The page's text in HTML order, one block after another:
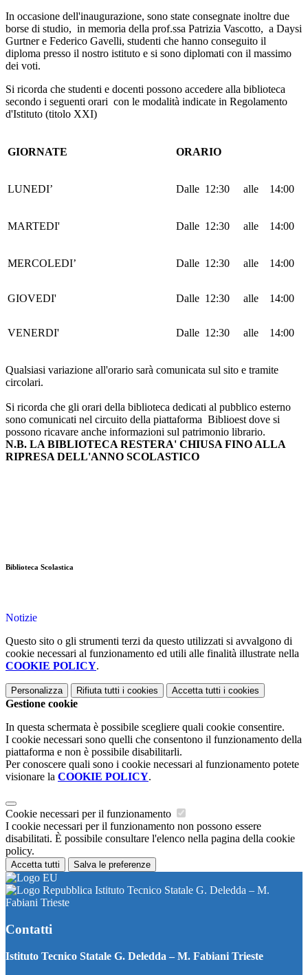
In occasione dell'inaugurazione, sono state consegnate inoltre due
borse di studio, in memoria della prof.ssa Patrizia Vascotto, a Daysi
Gurtner e Federico Gavelli, studenti che hanno conseguito il
diploma presso il nostro istituto e si sono diplomati con il massimo
dei voti.
Si ricorda che studenti e docenti possono accedere alla biblioteca
secondo i seguenti orari con le modalità indicate in Regolamento
d'Istituto (titolo XXI)
GIORNATE ORARIO
LUNEDI’ Dalle 12:30 alle 14:00
MARTEDI' Dalle 12:30 alle 14:00
MERCOLEDI’ Dalle 12:30 alle 14:00
GIOVEDI' Dalle 12:30 alle 14:00
VENERDI' Dalle 12:30 alle 14:00
Qualsiasi variazione all'orario sarà comunicata sul sito e tramite
circolari.
Si ricorda che gli orari della biblioteca dedicati al pubblico esterno
sono comunicati nel circuito della piattaforma Biblioest dove si
possono ricavare anche informazioni sul patrimonio librario.
N.B. LA BIBLIOTECA RESTERA' CHIUSA FINO ALLA
RIPRESA DELL'ANNO SCOLASTICO
Biblioteca Scolastica
Notizie
Questo sito o gli strumenti terzi da questo utilizzati si avvalgono di
cookie necessari al funzionamento ed utili alle finalità illustrate nella
COOKIE POLICY.
Personalizza Rifiuta tutti i cookies Accetta tutti i cookies
Gestione cookie
In questa schermata è possibile scegliere quali cookie consentire.
I cookie necessari sono quelli che consentono il funzionamento della
piattaforma e non è possibile disabilitarli.
Per conoscere quali sono i cookie necessari al funzionamento potete
visionare la COOKIE POLICY.
Cookie necessari per il funzionamento
I cookie necessari per il funzionamento non possono essere
disabilitati. È possibile consultare l'elenco nella pagina della cookie
policy.
Accetta tutti Salva le preferenze
Istituto Tecnico Statale G. Deledda – M.
Fabiani Trieste
Contatti
Istituto Tecnico Statale G. Deledda – M. Fabiani Trieste